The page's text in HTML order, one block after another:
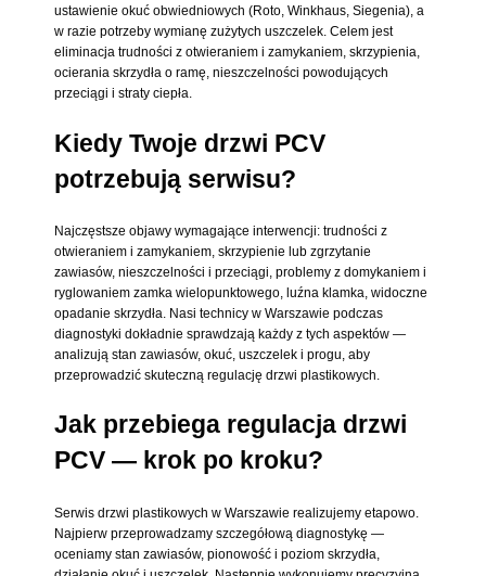
ustawienie okuć obwiedniowych (Roto, Winkhaus, Siegenia), a
w razie potrzeby wymianę zużytych uszczelek. Celem jest
eliminacja trudności z otwieraniem i zamykaniem, skrzypienia,
ocierania skrzydła o ramę, nieszczelności powodujących
przeciągi i straty ciepła.
Kiedy Twoje drzwi PCV
potrzebują serwisu?
Najczęstsze objawy wymagające interwencji: trudności z
otwieraniem i zamykaniem, skrzypienie lub zgrzytanie
zawiasów, nieszczelności i przeciągi, problemy z domykaniem i
ryglowaniem zamka wielopunktowego, luźna klamka, widoczne
opadanie skrzydła. Nasi technicy w Warszawie podczas
diagnostyki dokładnie sprawdzają każdy z tych aspektów —
analizują stan zawiasów, okuć, uszczelek i progu, aby
przeprowadzić skuteczną regulację drzwi plastikowych.
Jak przebiega regulacja drzwi
PCV — krok po kroku?
Serwis drzwi plastikowych w Warszawie realizujemy etapowo.
Najpierw przeprowadzamy szczegółową diagnostykę —
oceniamy stan zawiasów, pionowość i poziom skrzydła,